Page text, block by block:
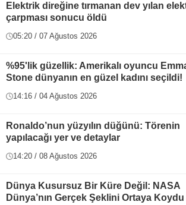
Elektrik direğine tırmanan dev yılan
çarpması sonucu öldü
05:20 / 07 Ağustos 2026
%95'lik güzellik: Amerikalı oyuncu
Stone dünyanın en güzel kadını seçildi!
14:16 / 04 Ağustos 2026
Ronaldo’nun yüzyılın düğünü: Törenin
yapılacağı yer ve detaylar
14:20 / 08 Ağustos 2026
Dünya Kusursuz Bir Küre Değil: NASA
Dünya’nın Gerçek Şeklini Ortaya Koydu